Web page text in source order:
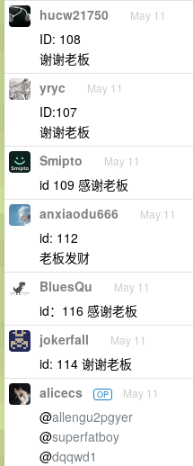
hucw21750 May 11
ID: 108
谢谢老板
yryc May 11
ID:107
谢谢老板
Smipto May 11
id 109 感谢老板
anxiaodu666 May 11
id: 112
老板发财
BluesQu May 11
id：116 感谢老板
jokerfall May 11
id: 114 谢谢老板
alicecs OP May 11
@allengu2pgyer
@superfatboy
@dqqwd1